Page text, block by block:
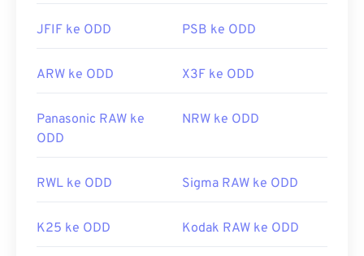
JFIF ke ODD PSB ke ODD
ARW ke ODD X3F ke ODD
Panasonic RAW ke
ODD
NRW ke ODD
RWL ke ODD Sigma RAW ke ODD
K25 ke ODD Kodak RAW ke ODD